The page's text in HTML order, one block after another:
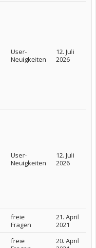
User-
Neuigkeiten
12. Juli
2026
User-
Neuigkeiten
12. Juli
2026
freie
Fragen
21. April
2021
freie
20. April